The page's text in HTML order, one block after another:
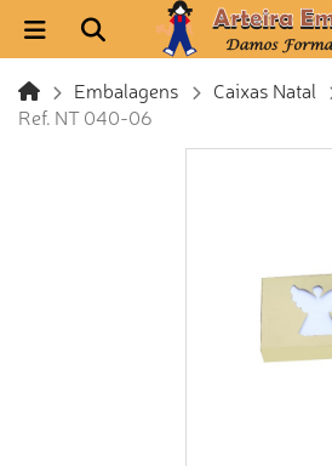
Embalagens Caixas Natal
Ref. NT 040-06